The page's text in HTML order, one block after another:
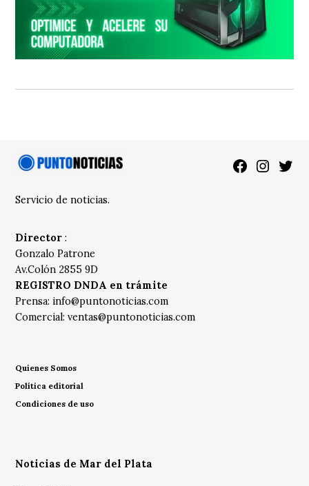
Facebook
Servicio de noticias.
Director :
Gonzalo Patrone
Av.Colón 2855 9D
REGISTRO DNDA en trámite
Prensa: info@puntonoticias.com
Comercial:ventas@puntonoticias.com
Quienes Somos
Política editorial
Condiciones de uso
Noticias de Mar del Plata